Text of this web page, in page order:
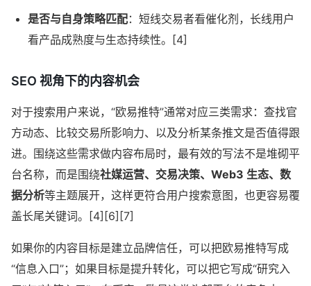
是否与自身策略匹配：短线交易者看催化剂，长线用户
看产品成熟度与生态持续性。[4]
SEO 视角下的内容机会
对于搜索用户来说，“欧易推特”通常对应三类需求：查找官
方动态、比较交易所影响力、以及分析某条推文是否值得跟
进。围绕这些需求做内容布局时，最有效的写法不是堆砌平
台名称，而是围绕社媒运营、交易决策、Web3 生态、数
据分析等主题展开，这样更符合用户搜索意图，也更容易覆
盖长尾关键词。[4][6][7]
如果你的内容目标是建立品牌信任，可以把欧易推特写成
“信息入口”；如果目标是提升转化，可以把它写成“研究入